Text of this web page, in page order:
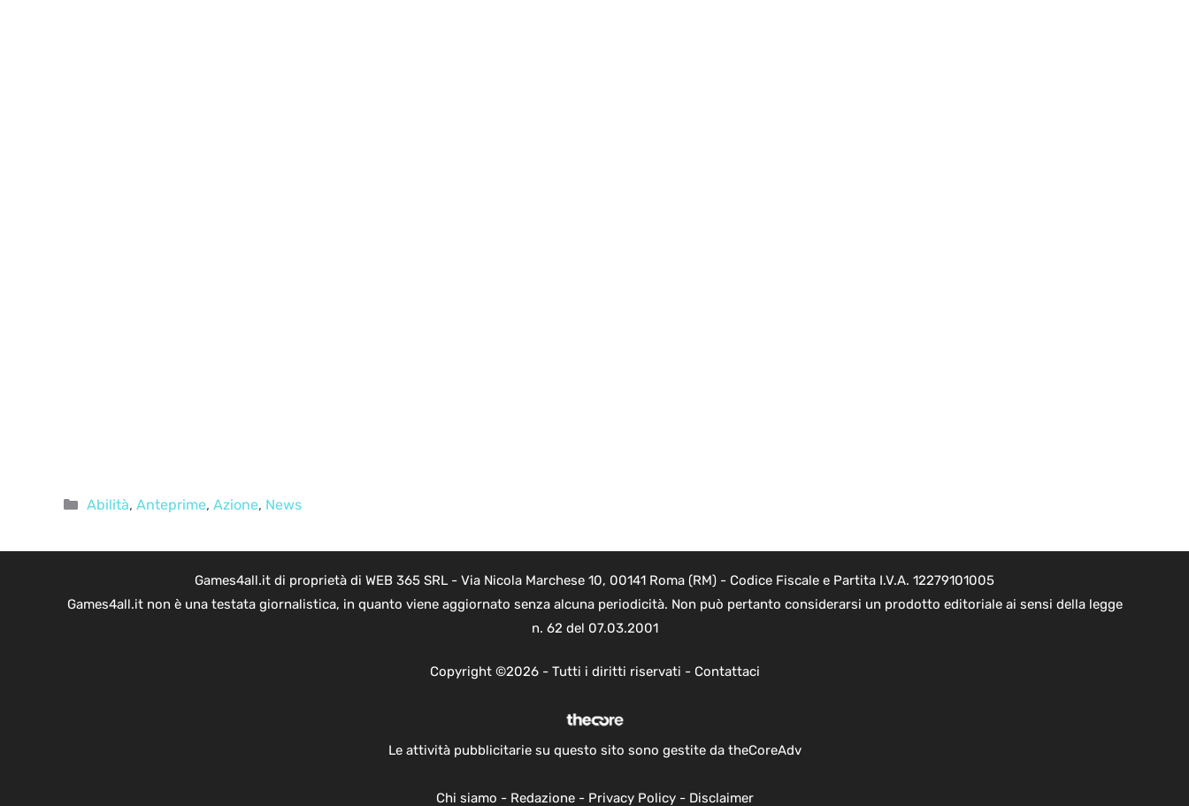
Categorie
Abilità, Anteprime, Azione, News
Games4all.it di proprietà di WEB 365 SRL - Via Nicola Marchese 10, 00141 Roma (RM) - Codice Fiscale e Partita I.V.A. 12279101005
Games4all.it non è una testata giornalistica, in quanto viene aggiornato senza alcuna periodicità. Non può pertanto considerarsi un prodotto editoriale ai sensi della legge
n. 62 del 07.03.2001
Copyright ©2026 - Tutti i diritti riservati - Contattaci
Le attività pubblicitarie su questo sito sono gestite da theCoreAdv
Chi siamo - Redazione- Privacy Policy- Disclaimer